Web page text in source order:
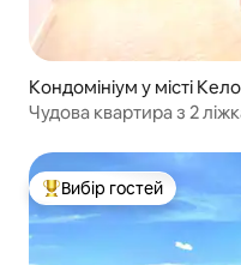
Кондомініум у місті
Чудова квартира з 2
Топ вибір гостей
Вибір гостей